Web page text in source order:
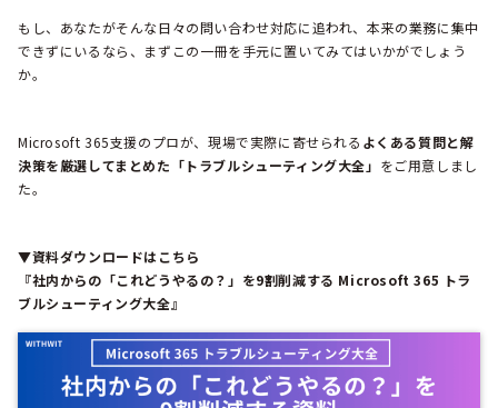
もし、あなたがそんな日々の問い合わせ対応に追われ、本来の業務に集中
できずにいるなら、まずこの一冊を手元に置いてみてはいかがでしょう
か。
Microsoft 365支援のプロが、現場で実際に寄せられる よくある質問と解
決策を厳選してまとめた「トラブルシューティング大全」 をご用意しまし
た。
▼資料ダウンロードはこちら
『社内からの「これどうやるの？」を9割削減する Microsoft 365 トラ
ブルシューティング大全』